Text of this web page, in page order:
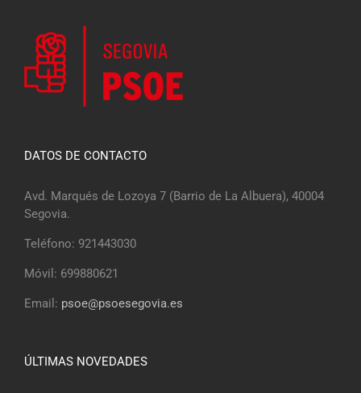
DATOS DE CONTACTO
Avd. Marqués de Lozoya 7 (Barrio de La Albuera), 40004
Segovia.
Teléfono: 921443030
Móvil: 699880621
Email: psoe@psoesegovia.es
ÚLTIMAS NOVEDADES